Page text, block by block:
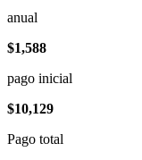
anual
$1,588
pago inicial
$10,129
Pago total